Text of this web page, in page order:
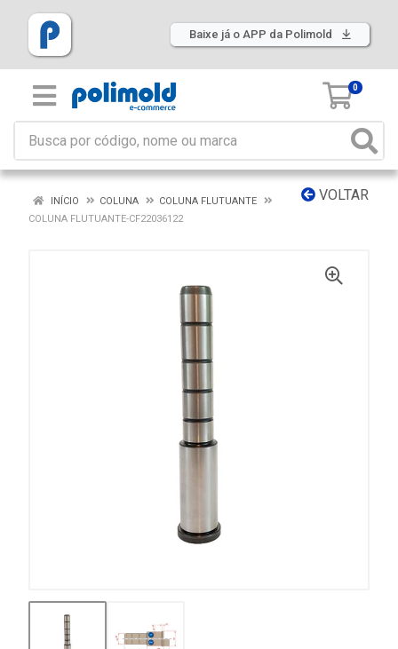
Baixe já o APP da Polimold
0
VOLTAR
INÍCIO COLUNA
COLUNA FLUTUANTE
COLUNA FLUTUANTE-CF22036122